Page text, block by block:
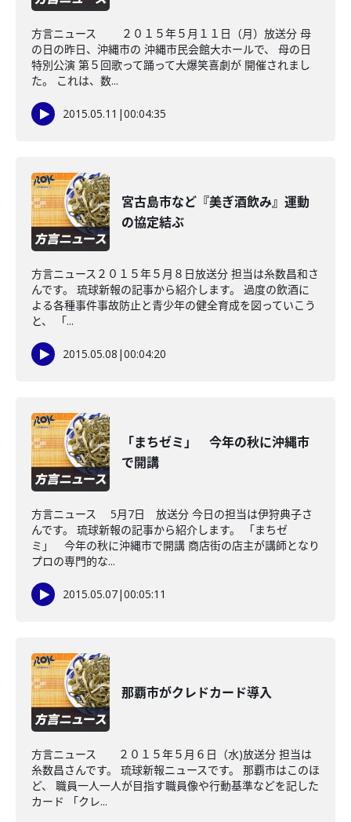
方言ニュース ２０１５年５月１１日（月）放送分 母
の日の昨日、沖縄市の 沖縄市民会館大ホールで、 母の日
特別公演 第５回歌って踊って大爆笑喜劇が 開催されまし
た。 これは、数...
2015.05.11 |00:04:35
宮古島市など『美ぎ酒飲み』運動
の協定結ぶ
方言ニュース２０１５年５月８日放送分 担当は糸数昌和さ
んです。 琉球新報の記事から紹介します。 過度の飲酒に
よる各種事件事故防止と青少年の健全育成を図っていこう
と、 「...
2015.05.08 |00:04:20
「まちゼミ」 今年の秋に沖縄市
で開講
方言ニュース 5月7日 放送分 今日の担当は伊狩典子さ
んです。 琉球新報の記事から紹介します。 「まちゼ
ミ」 今年の秋に沖縄市で開講 商店街の店主が講師となり
プロの専門的な...
2015.05.07|00:05:11
那覇市がクレドカード導入
方言ニュース ２０１５年５月６日（水)放送分 担当は
糸数昌さんです。 琉球新報ニュースです。 那覇市はこのほ
ど、 職員一人一人が目指す職員像や行動基準などを記した
カード 「クレ...